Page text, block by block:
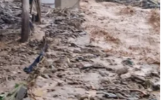
Airbus A330-300 trên đường bay
Sáu này. (Ảnh: CTV/Vietnam+)
và chính quyền bang
vừa công bố sẽ khai thác
nối Việt Nam và bang